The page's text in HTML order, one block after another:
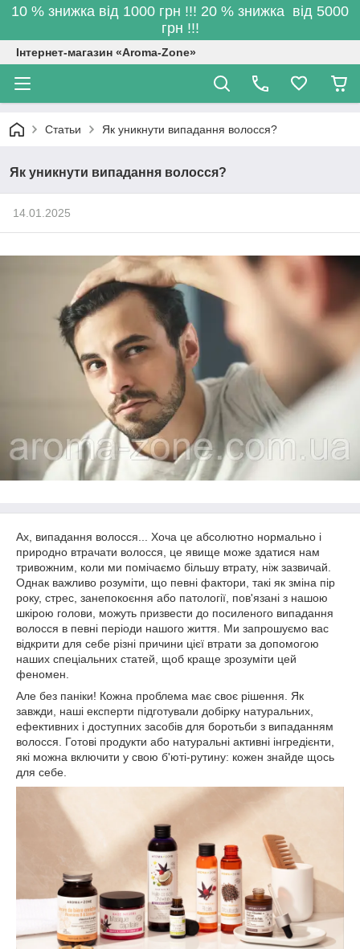
10 % знижка від 1000 грн !!! 20 % знижка від 5000
грн !!!
Інтернет-магазин «Aroma-Zone»
Статьи Як уникнути випадання волосся?
Як уникнути випадання волосся?
14.01.2025
Ах, випадання волосся... Хоча це абсолютно нормально і
природно втрачати волосся, це явище може здатися нам
тривожним, коли ми помічаємо більшу втрату, ніж зазвичай.
Однак важливо розуміти, що певні фактори, такі як зміна пір
року, стрес, занепокоєння або патології, пов'язані з нашою
шкірою голови, можуть призвести до посиленого випадання
волосся в певні періоди нашого життя. Ми запрошуємо вас
відкрити для себе різні причини цієї втрати за допомогою
наших спеціальних статей, щоб краще зрозуміти цей
феномен.
Але без паніки! Кожна проблема має своє рішення. Як
завжди, наші експерти підготували добірку натуральних,
ефективних і доступних засобів для боротьби з випаданням
волосся. Готові продукти або натуральні активні інгредієнти,
які можна включити у свою б'юті-рутину: кожен знайде щось
для себе.